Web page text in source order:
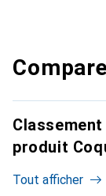
produit
Tout afficher